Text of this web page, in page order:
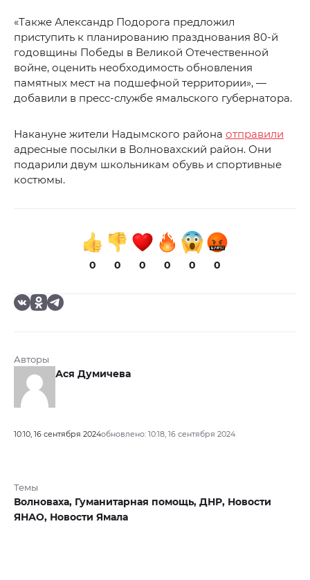
«Также Александр Подорога предложил
приступить к планированию празднования 80-й
годовщины Победы в Великой Отечественной
войне, оценить необходимость обновления
памятных мест на подшефной территории», —
добавили в пресс-службе ямальского губернатора.
Накануне жители Надымского района отправили
адресные посылки в Волновахский район. Они
подарили двум школьникам обувь и спортивные
костюмы.
0 0 0 0 0 0
Авторы
Ася Думичева
10:10, 16 сентября 2024обновлено: 10:18, 16 сентября 2024
Темы
Волноваха, Гуманитарная помощь, ДНР, Новости
ЯНАО, Новости Ямала